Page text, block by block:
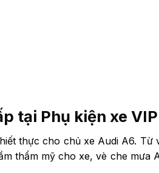
tại Phụ kiện xe VIP
thực cho chủ xe Audi A6. Từ
thẩm mỹ cho xe, vè che mưa